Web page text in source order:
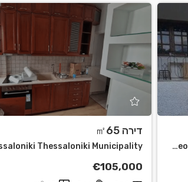
Agios Georgios Thessaloniki - Rest of Prefecture
דירה ㎡65
€105,000